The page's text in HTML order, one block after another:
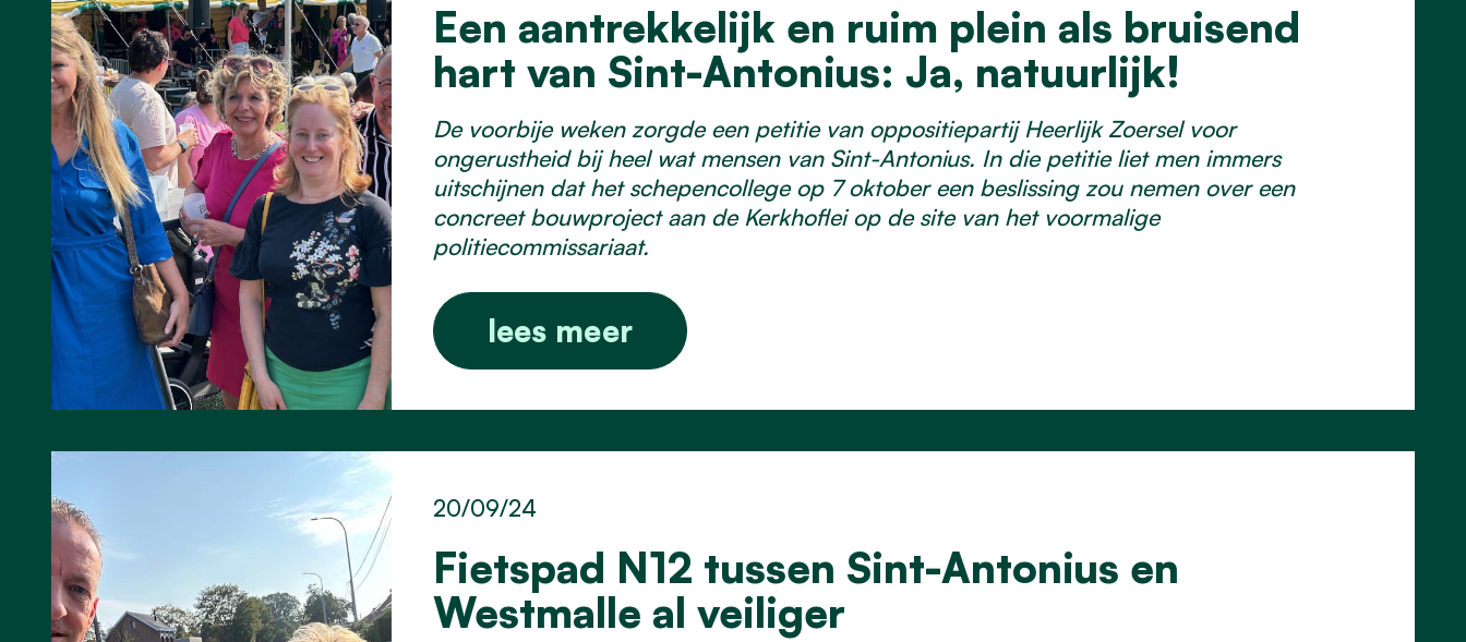
Een aantrekkelijk en ruim plein als bruisend
hart van Sint-Antonius: Ja, natuurlijk!
De voorbije weken zorgde een petitie van oppositiepartij Heerlijk Zoersel voor
ongerustheid bij heel wat mensen van Sint-Antonius. In die petitie liet men immers
uitschijnen dat het schepencollege op 7 oktober een beslissing zou nemen over een
concreet bouwproject aan de Kerkhoflei op de site van het voormalige
politiecommissariaat.
lees meer
Fietspad N12 tussen Sint-Antonius en
Westmalle al veiliger
20/09/24